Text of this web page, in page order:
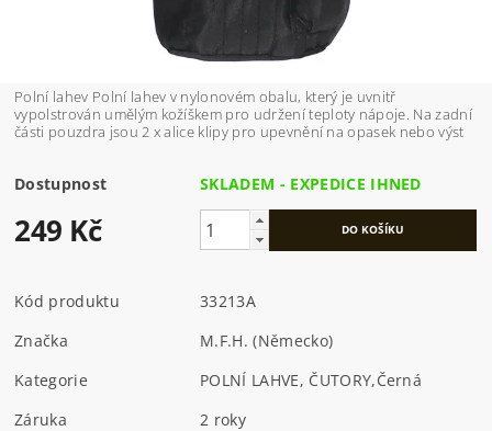
Polní lahev Polní lahev v nylonovém obalu, který je uvnitř
vypolstrován umělým kožíškem pro udržení teploty nápoje. Na zadní
části pouzdra jsou 2 x alice klipy pro upevnění na opasek nebo výst
Dostupnost SKLADEM - EXPEDICE IHNED
249 Kč
Kód produktu
33213A
Značka
M.F.H. (Německo)
Kategorie
POLNÍ LAHVE, ČUTORY,Černá
Záruka
2 roky